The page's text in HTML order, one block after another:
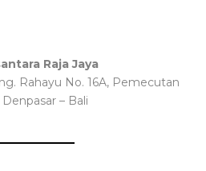
Raja Jaya
Rahayu No. 16A, Pemecutan
Denpasar – Bali